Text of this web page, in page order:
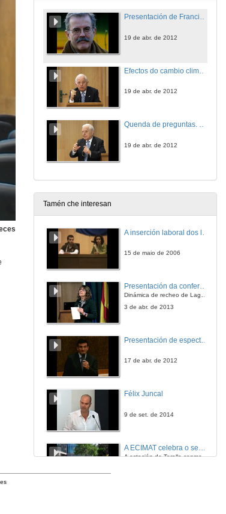
Presentación de Francisco Diaz-Fierros Viqueira
19 de abr. de 2012
19 de abr. de 2012
Quenda de preguntas. Efectos do Cambio Climático sobre os ecosistemas terrestres galegos
19 de abr. de 2012
Tamén che interesan
15 de maio de 2006
Presentación da conferencia
Dinámica de recheo de Lagoons en arrecifes de coral
3 de abr. de 2013
17 de abr. de 2012
Félix Juncal
9 de set. de 2014
A estación de Toralla conmemora a efeméride asinando un convenio coa Universidad del País Vasco